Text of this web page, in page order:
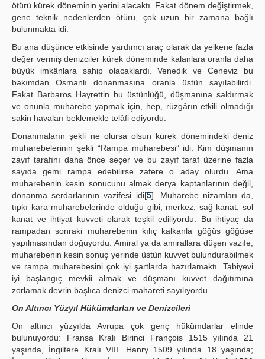
ötürü kürek döneminin yerini alacaktı. Fakat dönem değiştirmek,
gene teknik nedenlerden ötürü, çok uzun bir zamana bağlı
bulunmakta idi.
Bu ana düşünce etkisinde yardımcı araç olarak da yelkene fazla
değer vermiş denizciler kürek döneminde kalanlara oranla daha
büyük imkânlara sahip olacaklardı. Venedik ve Ceneviz bu
bakımdan Osmanlı donanmasına oranla üstün sayılabilirdi.
Fakat Barbaros Hayrettin bu üstünlüğü, düşmanına saldırmak
ve onunla muharebe yapmak için, hep, rüzgârın etkili olmadığı
sakin havaları beklemekle telâfi ediyordu.
Donanmaların şekli ne olursa olsun kürek dönemindeki deniz
muharebelerinin şekli “Rampa muharebesi” idi. Kim düşmanın
zayıf tarafını daha önce seçer ve bu zayıf taraf üzerine fazla
sayıda gemi rampa edebilirse zafere o aday olurdu. Ama
muharebenin kesin sonucunu almak derya kaptanlarının değil,
donanma serdarlarının vazifesi idi[5]. Muharebe nizamları da,
tıpkı kara muharebelerinde olduğu gibi, merkez, sağ kanat, sol
kanat ve ihtiyat kuvveti olarak teşkil ediliyordu. Bu ihtiyaç da
rampadan sonraki muharebenin kılıç kalkanla göğüs göğüse
yapılmasından doğuyordu. Amiral ya da amirallara düşen vazife,
muharebenin kesin sonuç yerinde üstün kuvvet bulundurabilmek
ve rampa muharebesini çok iyi şartlarda hazırlamaktı. Tabiyevi
iyi başlangıç mevkii almak ve düşmanı kuvvet dağıtımına
zorlamak devrin başlıca denizci mahareti sayılıyordu.
On Altıncı Yüzyıl Hükümdarları ve Denizcileri
On altıncı yüzyılda Avrupa çok genç hükümdarlar elinde
bulunuyordu: Fransa Kralı Birinci François 1515 yılında 21
yaşında, İngiltere Kralı VIII. Hanry 1509 yılında 18 yaşında;